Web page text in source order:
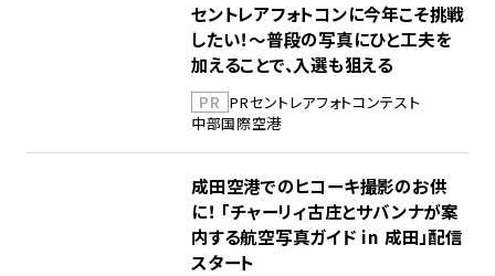
セントレアフォトコンに今年こそ挑戦
したい！～普段の写真にひと工夫を
加えることで、入選も狙える
PR PRセントレアフォトコンテスト
中部国際空港
成田空港でのヒコーキ撮影のお供
に！ 「チャーリィ古庄とサバンナが案
内する航空写真ガイド in 成田」配信
スタート